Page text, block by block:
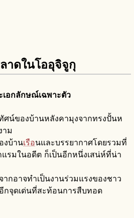
าดในโออุจิจูกุ
อกลักษณ์เฉพาะตัว
ศน์ของบ้านหลังคามุงจากทรงปั้นห
าม
งบ้านเรือนและบรรยากาศโดยรวมที่
รมในอดีต ก็เป็นอีกหนึ่งเสน่ห์ที่น่า
กอาจทำเป็นงานร่วมแรงของชาว
จุดเด่นที่สะท้อนการสืบทอด